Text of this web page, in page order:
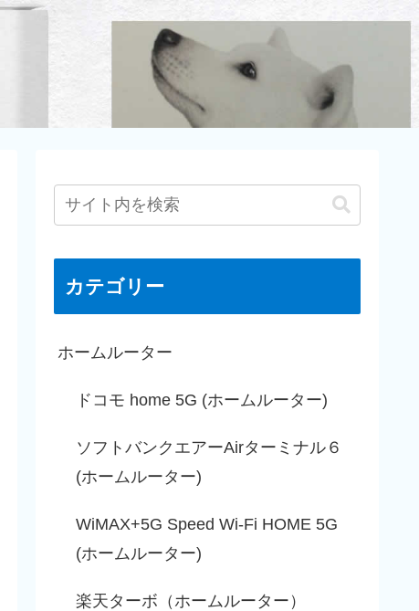
カテゴリー
ホームルーター
ドコモ home 5G (ホームルーター)
ソフトバンクエアーAirターミナル６
(ホームルーター)
WiMAX+5G Speed Wi-Fi HOME 5G
(ホームルーター)
楽天ターボ（ホームルーター）